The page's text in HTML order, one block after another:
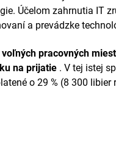
časových
v App Store.
Účelom zahrnutia IT
a prevádzke
voľných pracovných
na prijatie . V tej istej
o 29 % (8 300